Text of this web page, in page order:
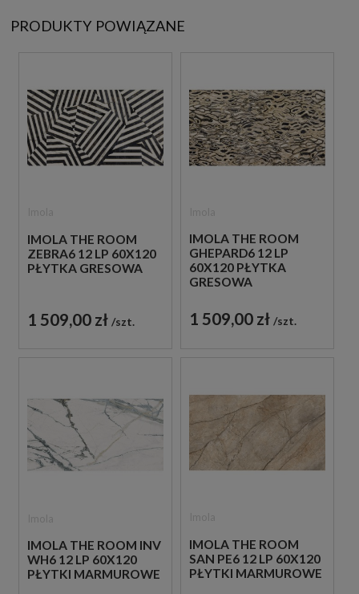
PRODUKTY POWIĄZANE
IMOLA THE ROOM
ZEBRA6 12 LP 60X120
PŁYTKA GRESOWA
1 509,00 zł szt.
IMOLA THE ROOM
GHEPARD6 12 LP
60X120 PŁYTKA
GRESOWA
1 509,00 zł szt.
IMOLA THE ROOM INV
WH6 12 LP 60X120
PŁYTKI MARMUROWE
IMOLA THE ROOM
SAN PE6 12 LP 60X120
PŁYTKI MARMUROWE